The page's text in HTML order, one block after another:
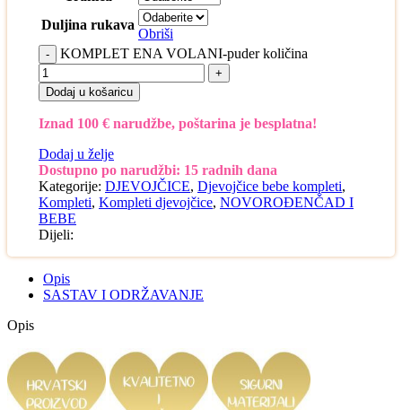
Duljina rukava
Obriši
KOMPLET ENA VOLANI-puder količina
Dodaj u košaricu
Iznad 100 € narudžbe, poštarina je besplatna!
Dodaj u želje
Dostupno po narudžbi: 15 radnih dana
Kategorije: DJEVOJČICE, Djevojčice bebe kompleti,
Kompleti, Kompleti djevojčice, NOVOROĐENČAD I
BEBE
Dijeli:
Opis
SASTAV I ODRŽAVANJE
Opis